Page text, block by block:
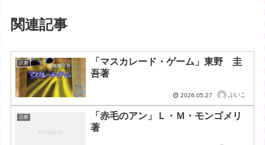
関連記事
読書
「マスカレード・ゲーム」東野 圭
吾著
2026.05.27 ぶいこ
読書
「赤毛のアン」Ｌ・Ｍ・モンゴメリ
著